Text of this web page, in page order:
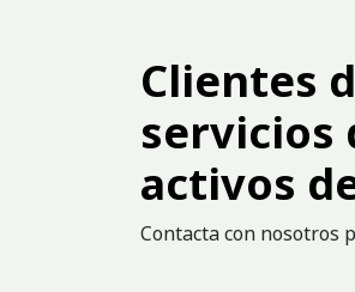
Clientes
servicios
activos
Contacta con nosotros